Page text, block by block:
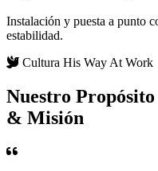
Instalación y puesta a punto
estabilidad.
Cultura His Way At Work
Nuestro Propósito
& Misión